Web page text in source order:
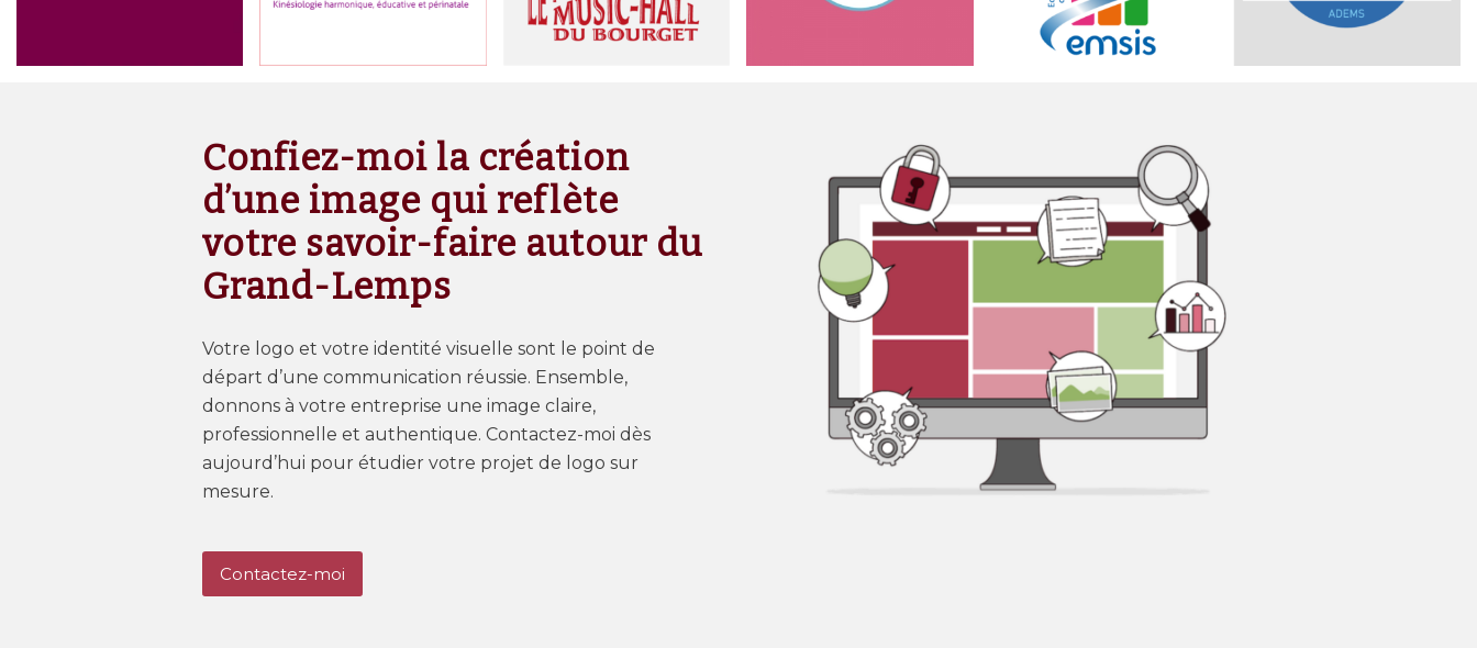
Confiez-moi la création
d’une image qui reflète
votre savoir-faire autour du
Grand-Lemps
Votre logo et votre identité visuelle sont le point de
départ d’une communication réussie. Ensemble,
donnons à votre entreprise une image claire,
professionnelle et authentique. Contactez-moi dès
aujourd’hui pour étudier votre projet de logo sur
mesure.
Contactez-moi